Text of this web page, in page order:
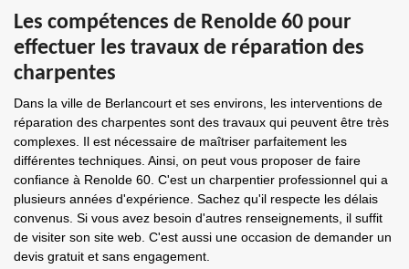
Les compétences de Renolde 60 pour
effectuer les travaux de réparation des
charpentes
Dans la ville de Berlancourt et ses environs, les interventions de
réparation des charpentes sont des travaux qui peuvent être très
complexes. Il est nécessaire de maîtriser parfaitement les
différentes techniques. Ainsi, on peut vous proposer de faire
confiance à Renolde 60. C'est un charpentier professionnel qui a
plusieurs années d'expérience. Sachez qu'il respecte les délais
convenus. Si vous avez besoin d'autres renseignements, il suffit
de visiter son site web. C'est aussi une occasion de demander un
devis gratuit et sans engagement.